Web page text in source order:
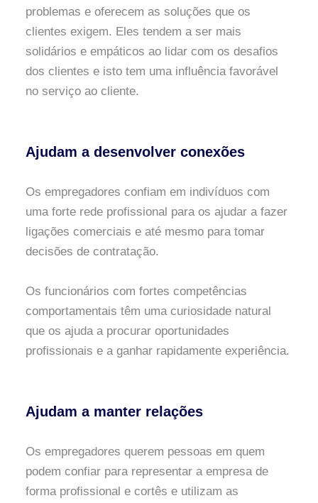
problemas e oferecem as soluções que os
clientes exigem. Eles tendem a ser mais
solidários e empáticos ao lidar com os desafios
dos clientes e isto tem uma influência favorável
no serviço ao cliente.
Ajudam a desenvolver conexões
Os empregadores confiam em indivíduos com
uma forte rede profissional para os ajudar a fazer
ligações comerciais e até mesmo para tomar
decisões de contratação.
Os funcionários com fortes competências
comportamentais têm uma curiosidade natural
que os ajuda a procurar oportunidades
profissionais e a ganhar rapidamente experiência.
Ajudam a manter relações
Os empregadores querem pessoas em quem
podem confiar para representar a empresa de
forma profissional e cortês e utilizam as